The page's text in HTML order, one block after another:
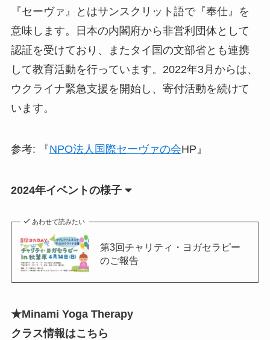
『セーヴァ』とはサンスクリット語で『奉仕』を
意味します。日本の内閣府から非営利団体として
認証を受けており、またタイ国の文部省とも連携
して教育活動を行っています。2022年3月からは、
ウクライナ緊急支援を開始し、寄付活動を続けて
います。
参考: 『NPO法人国際セーヴァの会HP』
2024年イベントの様子
あわせて読みたい
第3回チャリティ・ヨガセラピー
のご報告
★Minami Yoga Therapy
クラス情報はこちら